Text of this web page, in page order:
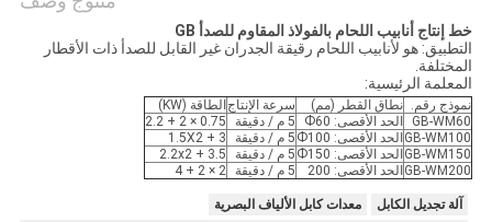
خط إنتاج أنابيب اللحام بالفولاذ المقاوم للصدأ GB
التطبيق: هو لأنابيب اللحام رقيقة الجدران غير القابل للصدأ ذات الأقطار
المختلفة.
المعلمة الرئيسية:
نموذج رقم. نطاق القطر (مم) سرعة الإنتاج الطاقة (KW)
GB-WM60
الحد الأقصى: Ф60 5 م / دقيقة
0.75 × 2 + 2.2
GB-WM100 الحد الأقصى: Ф100 5 م / دقيقة
1.5X2 + 3
GB-WM150 الحد الأقصى: Ф150 5 م / دقيقة
2.2x2 + 3.5
GB-WM200 الحد الأقصى: 200 5 م / دقيقة 2 × 2 + 4
آلة تجديل الكابل
معدات كابل الألياف البصرية